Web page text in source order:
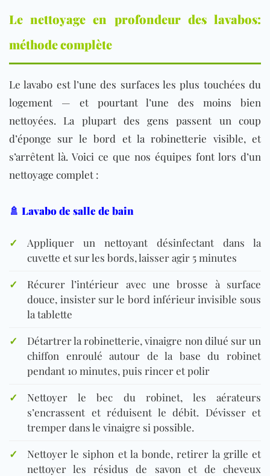
Le nettoyage en profondeur des lavabos:
méthode complète
Le lavabo est l’une des surfaces les plus touchées du
logement — et pourtant l’une des moins bien
nettoyées. La plupart des gens passent un coup
d’éponge sur le bord et la robinetterie visible, et
s’arrêtent là. Voici ce que nos équipes font lors d’un
nettoyage complet :
🚿 Lavabo de salle de bain
✓
Appliquer un nettoyant désinfectant dans la
cuvette et sur les bords, laisser agir 5 minutes
✓
Récurer l’intérieur avec une brosse à surface
douce, insister sur le bord inférieur invisible sous
la tablette
✓
Détartrer la robinetterie, vinaigre non dilué sur un
chiffon enroulé autour de la base du robinet
pendant 10 minutes, puis rincer et polir
✓
Nettoyer le bec du robinet, les aérateurs
s’encrassent et réduisent le débit. Dévisser et
tremper dans le vinaigre si possible.
✓
Nettoyer le siphon et la bonde, retirer la grille et
nettoyer les résidus de savon et de cheveux